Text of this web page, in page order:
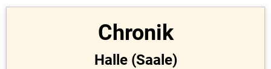
Chronik
Halle (Saale)